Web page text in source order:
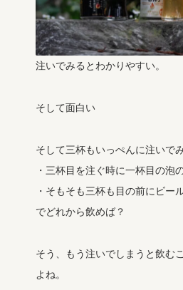
注いでみるとわかりやすい。
そして面白い
そして三杯もいっぺんに注いで
・三杯目を注ぐ時に一杯目の泡
・そもそも三杯も目の前にビー
でどれから飲めば？
そう、もう注いでしまうと飲む
よね。